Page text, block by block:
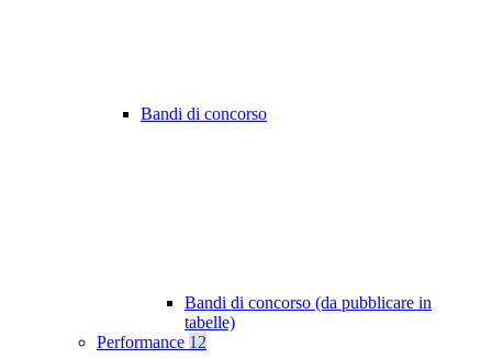
Bandi di concorso
Bandi di concorso (da pubblicare in
tabelle)
Performance 12